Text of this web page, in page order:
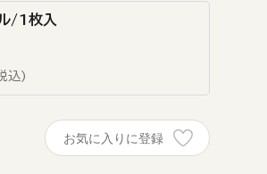
/1枚入
込
お気に入りに登録